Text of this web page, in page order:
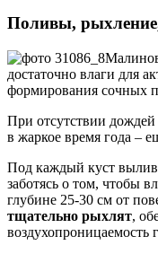
Поливы,
достаточно влаги для
формирования сочных
При отсутствии
в жаркое время года –
Под каждый куст
заботясь о том, чтобы
глубине 25-30 см от
тщательно рыхлят,
воздухопроницаемость